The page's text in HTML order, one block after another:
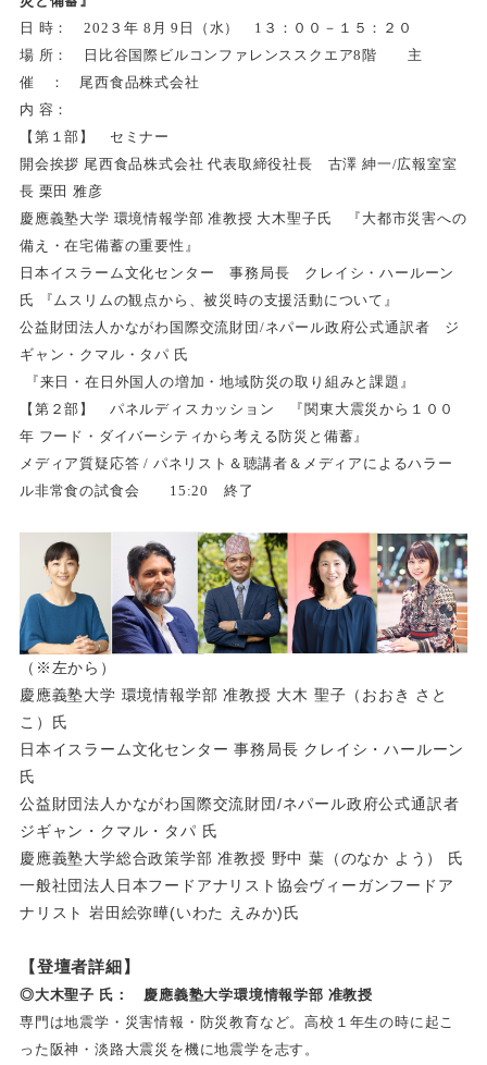
日 時： 202３年 8月 9日（水） 1３：００－１５：２０
場 所： 日比谷国際ビルコンファレンススクエア8階 主
催 ： 尾西食品株式会社
内 容：
【第１部】 セミナー
開会挨拶 尾西食品株式会社 代表取締役社長 古澤 紳一/広報室室
長 栗田 雅彦
慶應義塾大学 環境情報学部 准教授 大木聖子氏 『大都市災害への
備え・在宅備蓄の重要性』
日本イスラーム文化センター 事務局長 クレイシ・ハールーン
氏 『ムスリムの観点から、被災時の支援活動について』
公益財団法人かながわ国際交流財団/ネパール政府公式通訳者 ジ
ギャン・クマル・タパ 氏
『来日・在日外国人の増加・地域防災の取り組みと課題』
【第２部】 パネルディスカッション 『関東大震災から１００
年 フード・ダイバーシティから考える防災と備蓄』
メディア質疑応答 / パネリスト＆聴講者＆メディアによるハラー
ル非常食の試食会 15:20 終了
（※左から）
慶應義塾大学 環境情報学部 准教授 大木 聖子（おおき さと
こ）氏
日本イスラーム文化センター 事務局長 クレイシ・ハールーン
氏
公益財団法人かながわ国際交流財団/ネパール政府公式通訳者
ジギャン・クマル・タパ 氏
慶應義塾大学総合政策学部 准教授 野中 葉（のなか よう） 氏
一般社団法人日本フードアナリスト協会ヴィーガンフードア
ナリスト 岩田絵弥曄(いわた えみか)氏
【登壇者詳細】
◎大木聖子 氏： 慶應義塾大学環境情報学部 准教授
専門は地震学・災害情報・防災教育など。高校１年生の時に起こ
った阪神・淡路大震災を機に地震学を志す。